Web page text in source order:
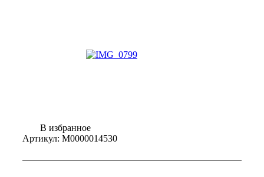
В избранное
Артикул: М0000014530